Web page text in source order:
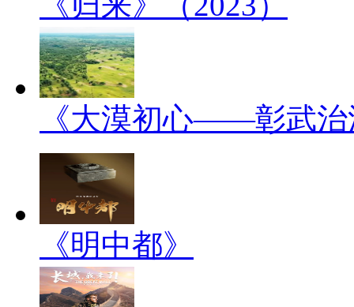
《大漠初心——彰武
《明中都》